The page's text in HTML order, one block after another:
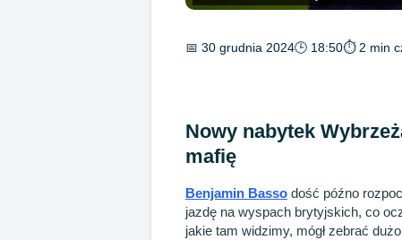
📅 30 grudnia 2024🕒 18:50⏱ 2 min
Nowy nabytek
mafię
Benjamin Basso dość późno
jazdę na wyspach brytyjskich, co
jakie tam widzimy, mógł zebrać